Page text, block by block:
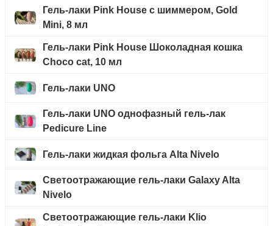
Гель-лаки Pink House с шиммером, Gold
Mini, 8 мл
Гель-лаки Pink House Шоколадная кошка
Choco cat, 10 мл
Гель-лаки UNO
Гель-лаки UNO однофазный гель-лак
Pedicure Line
Гель-лаки жидкая фольга Alta Nivelo
Светоотражающие гель-лаки Galaxy Alta
Nivelo
Светоотражающие гель-лаки Klio